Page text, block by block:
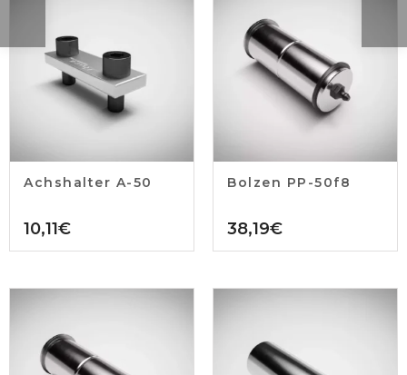
Achshalter A-50
10,11€
Bolzen PP-50f8
38,19€